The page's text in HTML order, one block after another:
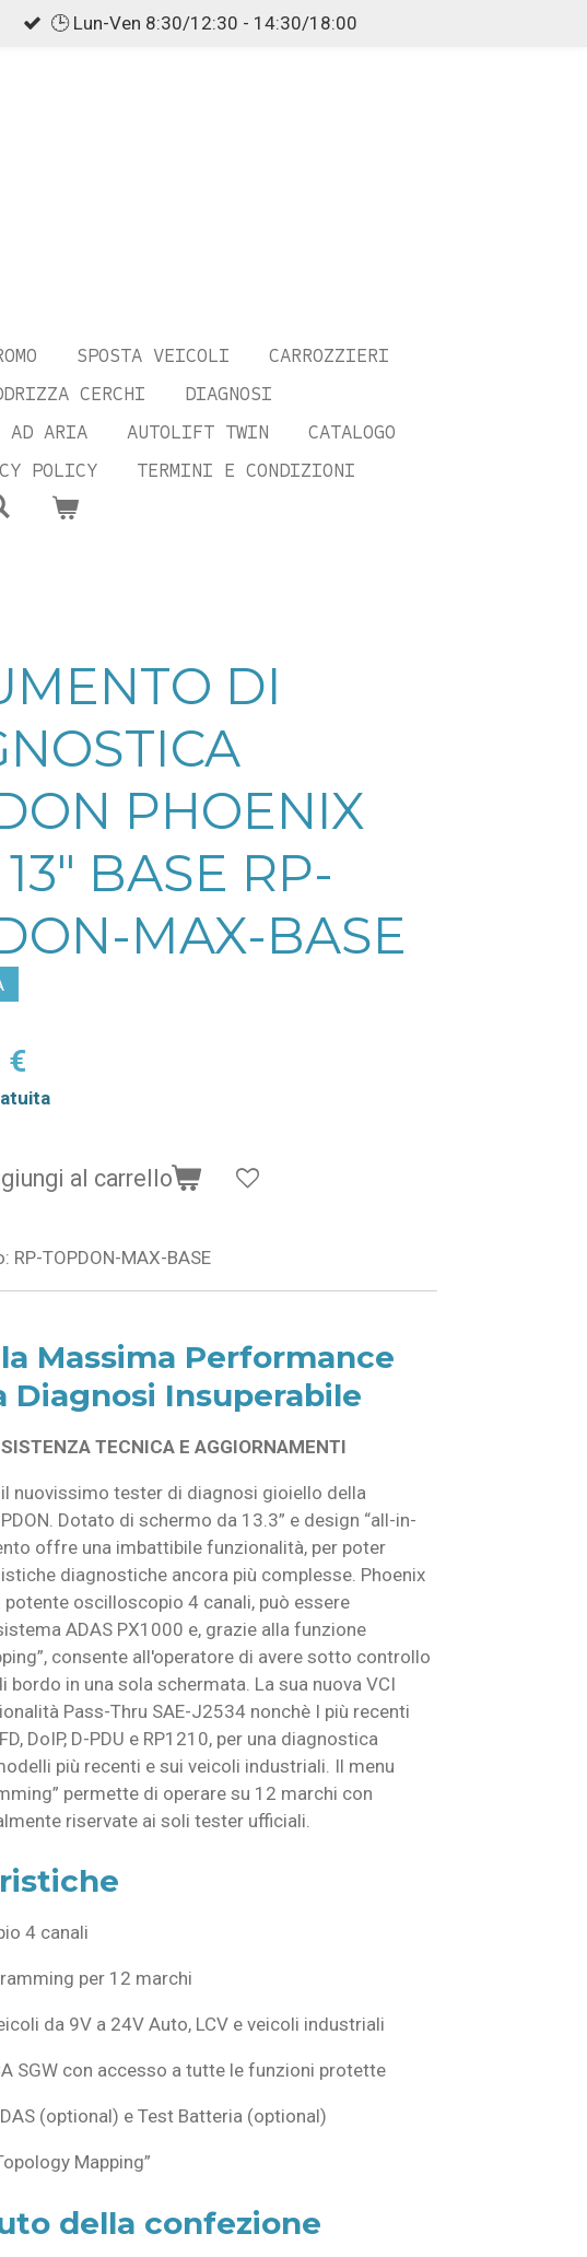
🕒 Lun-Ven 8:30/12:30 - 14:30/18:00
SPOSTA VEICOLI
CARROZZIERI
CERCHI
DIAGNOSI
AD ARIA AUTOLIFT TWIN
CATALOGO
POLICY
TERMINI E CONDIZIONI
DI
PHOENIX
BASE RP-
MAX-BASE
€
al carrello
RP-TOPDON-MAX-BASE
Massima Performance
Diagnosi Insuperabile
TECNICA E AGGIORNAMENTI
il nuovissimo tester di diagnosi gioiello della
Dotato di schermo da 13.3” e design “all-in-
offre una imbattibile funzionalità, per poter
diagnostiche ancora più complesse. Phoenix
potente oscilloscopio 4 canali, può essere
ADAS PX1000 e, grazie alla funzione
consente all'operatore di avere sotto controllo
in una sola schermata. La sua nuova VCI
Pass-Thru SAE-J2534 nonchè I più recenti
DoIP, D-PDU e RP1210, per una diagnostica
più recenti e sui veicoli industriali. Il menu
permette di operare su 12 marchi con
riservate ai soli tester ufficiali.
4 canali
per 12 marchi
da 9V a 24V Auto, LCV e veicoli industriali
SGW con accesso a tutte le funzioni protette
(optional) e Test Batteria (optional)
Mapping”
della confezione